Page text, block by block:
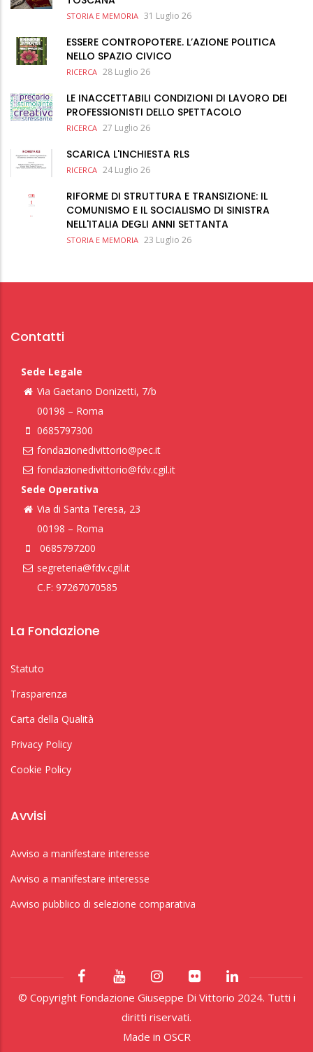
STORIA E MEMORIA 31 Luglio 26
ESSERE CONTROPOTERE. L’AZIONE POLITICA
NELLO SPAZIO CIVICO
RICERCA 28 Luglio 26
LE INACCETTABILI CONDIZIONI DI LAVORO DEI
PROFESSIONISTI DELLO SPETTACOLO
RICERCA 27 Luglio 26
SCARICA L'INCHIESTA RLS
RICERCA 24 Luglio 26
RIFORME DI STRUTTURA E TRANSIZIONE: IL
COMUNISMO E IL SOCIALISMO DI SINISTRA
NELL'ITALIA DEGLI ANNI SETTANTA
STORIA E MEMORIA 23 Luglio 26
Contatti
Sede Legale
Via Gaetano Donizetti, 7/b
00198 – Roma
0685797300
fondazionedivittorio@pec.it
fondazionedivittorio@fdv.cgil.it
Sede Operativa
Via di Santa Teresa, 23
00198 – Roma
0685797200
segreteria@fdv.cgil.it
C.F: 97267070585
La Fondazione
Statuto
Trasparenza
Carta della Qualità
Privacy Policy
Cookie Policy
Avvisi
Avviso a manifestare interesse
Avviso a manifestare interesse
Avviso pubblico di selezione comparativa
© Copyright Fondazione Giuseppe Di Vittorio 2024. Tutti i
diritti riservati.
Made in OSCR